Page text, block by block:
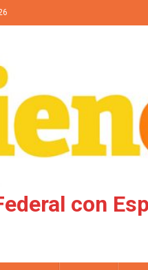
con